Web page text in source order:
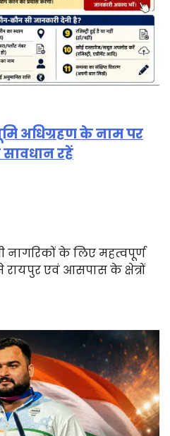
अधिग्रहण के नाम पर
रहें
के लिए महत्वपूर्ण
एवं आसपास के क्षेत्रों